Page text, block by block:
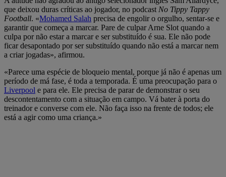
que deixou duras críticas ao jogador, no podcast No Tippy Tappy
Football. «Mohamed Salah precisa de engolir o orgulho, sentar-se e
garantir que começa a marcar. Pare de culpar Arne Slot quando a
culpa por não estar a marcar e ser substituído é sua. Ele não pode
ficar desapontado por ser substituído quando não está a marcar nem
a criar jogadas», afirmou.
«Parece uma espécie de bloqueio mental, porque já não é apenas um
período de má fase, é toda a temporada. É uma preocupação para o
Liverpool e para ele. Ele precisa de parar de demonstrar o seu
descontentamento com a situação em campo. Vá bater à porta do
treinador e converse com ele. Não faça isso na frente de todos; ele
está a agir como uma criança.»